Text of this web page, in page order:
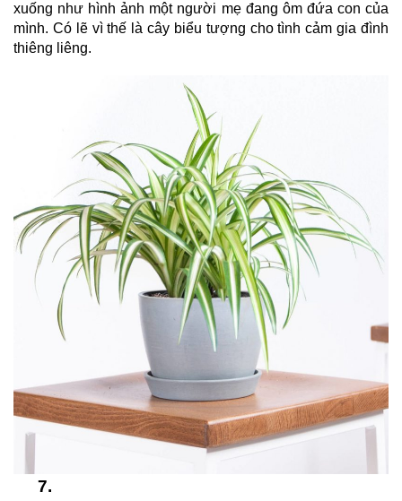
xuống như hình ảnh một người mẹ đang ôm đứa con của
mình. Có lẽ vì thế là cây biểu tượng cho tình cảm gia đình
thiêng liêng.